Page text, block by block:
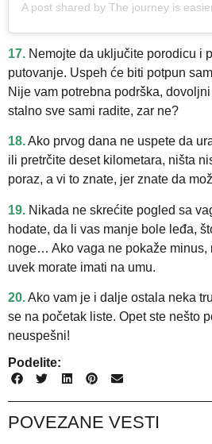
17. Nemojte da uključite porodicu i
putovanje. Uspeh će biti potpun
Nije vam potrebna podrška,
stalno sve sami radite, zar ne?
18.Ako prvog dana ne uspete da
ili pretrčite deset kilometara, ništa
poraz, a vi to znate, jer znate da
19. Nikada ne skrećite pogled sa
hodate, da li vas manje bole leđa,
noge… Ako vaga ne pokaže minus,
uvek morate imati na umu.
20.Ako vam je i dalje ostala neka
se na početak liste. Opet ste nešto
neuspešni!
Podelite:
POVEZANE VESTI